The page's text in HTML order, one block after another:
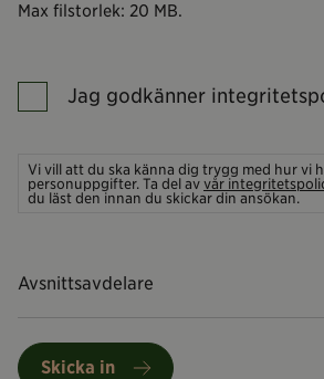
Max filstorlek: 20 MB.
SamtyckeJag godkänner
Vi vill att du ska känna dig trygg med hur vi
personuppgifter. Ta del av vår
du läst den innan du skickar din ansökan.
Avsnittsavdelare
Skicka in